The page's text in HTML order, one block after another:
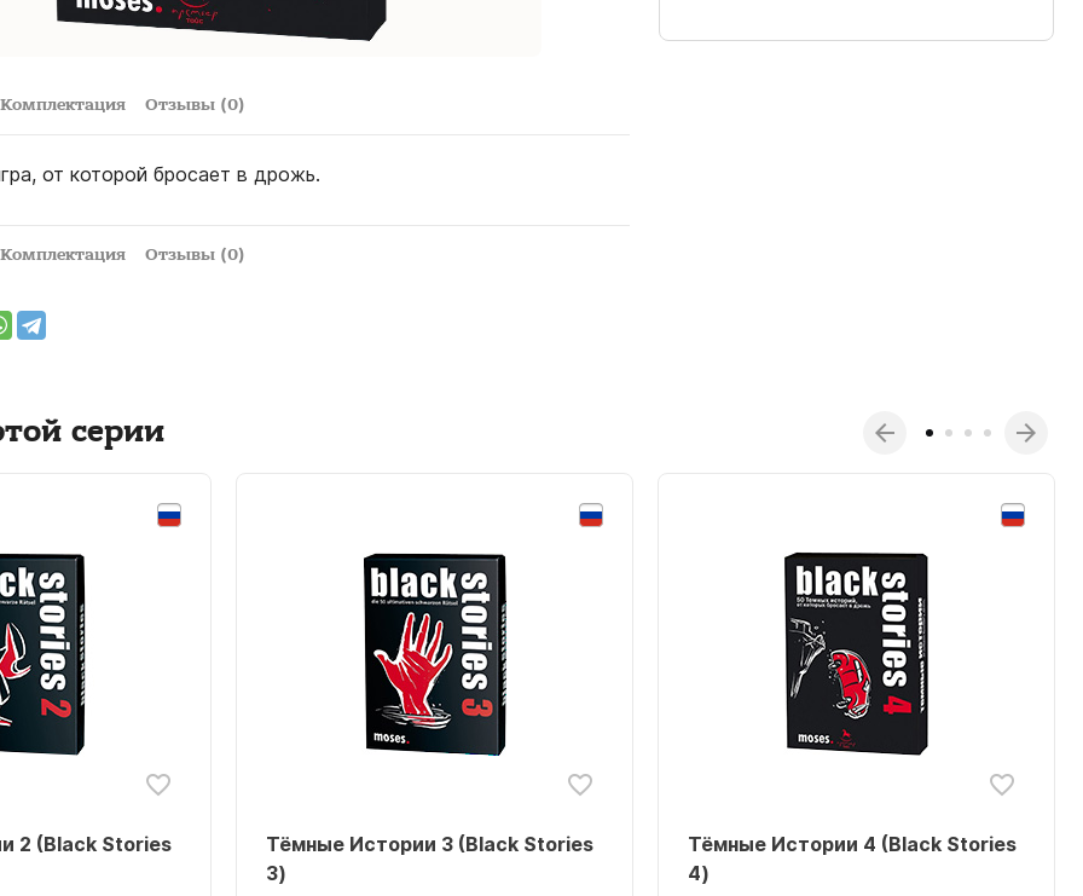
Комплектация Отзывы (0)
от которой бросает в дрожь.
Комплектация Отзывы (0)
серии
2 (Black Stories
Тёмные Истории 3 (Black Stories
3)
Тёмные Истории 4 (Black Stories
4)